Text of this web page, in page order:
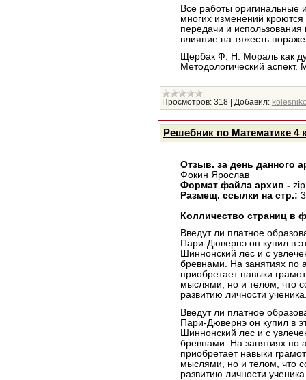
Все работы оригинальные
многих изменений
передачи и
влияние на тяжесть
Щербак Ф. Н. Мораль как
Методологический аспект.
Просмотров: 318 Добавил:
Решебник по Математике 4
Отзыв. за день данного
Фокин Ярослав
Формат файла архив - zip
Размещ. ссылки на стр.:
Колличество страниц в
Введут ли платное
Пари-Дювернэ он купил в
Шиннонский лес и с
бревнами. На занятиях по
приобретает навыки
мыслями, но и телом, что
развитию личности
Введут ли платное
Пари-Дювернэ он купил в
Шиннонский лес и с
бревнами. На занятиях по
приобретает навыки
мыслями, но и телом, что
развитию личности